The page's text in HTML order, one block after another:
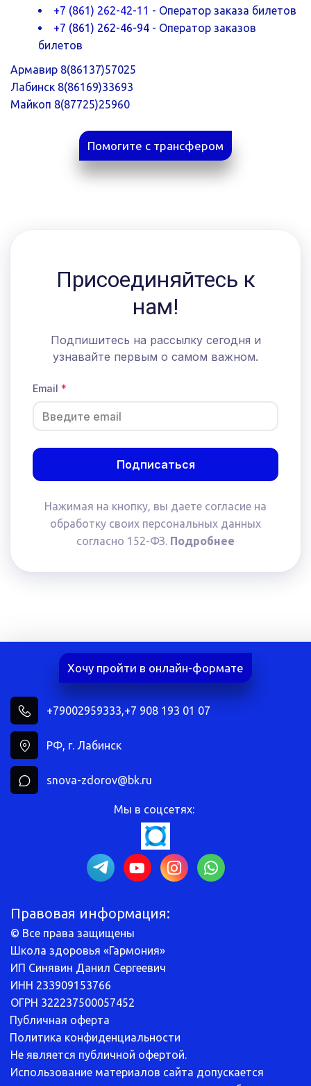
+7 (861) 262-42-11 - Оператор заказа билетов
+7 (861) 262-46-94 - Оператор заказов
билетов
Армавир 8(86137)57025
Лабинск 8(86169)33693
Майкоп 8(87725)25960
Помогите с трансфером
Присоединяйтесь к
нам!
Подпишитесь на рассылку сегодня и
узнавайте первым о самом важном.
Email
Подписаться
Нажимая на кнопку, вы даете согласие на
обработку своих персональных данных
согласно 152-ФЗ. Подробнее
Хочу пройти в онлайн-формате
РФ г. Лабинск
+79002959333 +7 908 193 01 07
snova-zdorov@bk.ru
Мы в соцсетях:
Правовая информация:
© Все права защищены
Школа здоровья «Гармония»
ИП Синявин Данил Сергеевич
ИНН 233909153766
ОГРН 322237500057452
Публичная оферта
Политика конфиденциальности
Не является публичной офертой.
Использование материалов сайта допускается